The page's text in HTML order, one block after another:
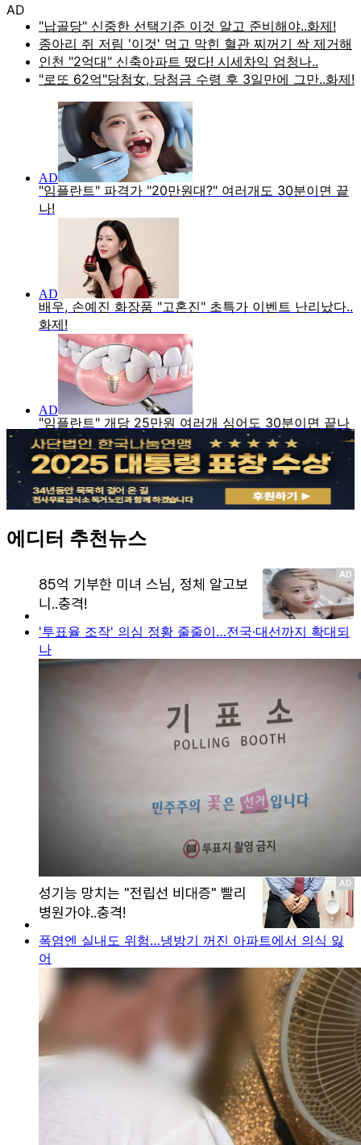
AD
에디터 추천뉴스
'투표율 조작' 의심 정황 줄줄이…전국·대선까지 확대되
나
폭염엔 실내도 위험…냉방기 꺼진 아파트에서 의식 잃
어